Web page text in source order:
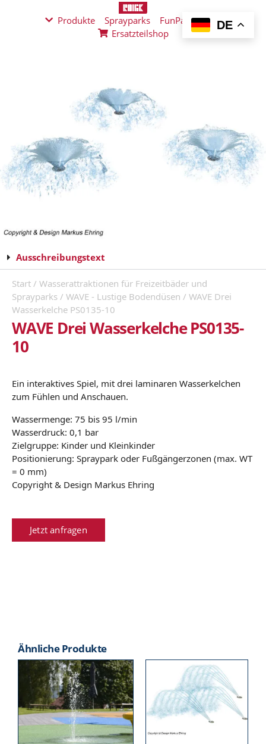
Produkte Sprayparks FunPad
News
Ersatzteilshop
Ausschreibungstext
Start / Wasserattraktionen für Freizeitbäder und
Sprayparks / WAVE - Lustige Bodendüsen / WAVE Drei
Wasserkelche PS0135-10
WAVE Drei Wasserkelche PS0135-
10
Ein interaktives Spiel, mit drei laminaren Wasserkelchen
zum Fühlen und Anschauen.
Wassermenge: 75 bis 95 l/min
Wasserdruck: 0,1 bar
Zielgruppe: Kinder und Kleinkinder
Positionierung: Spraypark oder Fußgängerzonen (max. WT
= 0 mm)
Copyright & Design Markus Ehring
Jetzt anfragen
Ähnliche Produkte
DE